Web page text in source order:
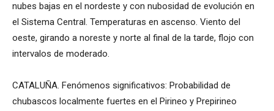
nubes bajas en el nordeste y con nubosidad de evolución en
el Sistema Central. Temperaturas en ascenso. Viento del
oeste, girando a noreste y norte al final de la tarde, flojo con
intervalos de moderado.
CATALUÑA. Fenómenos significativos: Probabilidad de
chubascos localmente fuertes en el Pirineo y Prepirineo